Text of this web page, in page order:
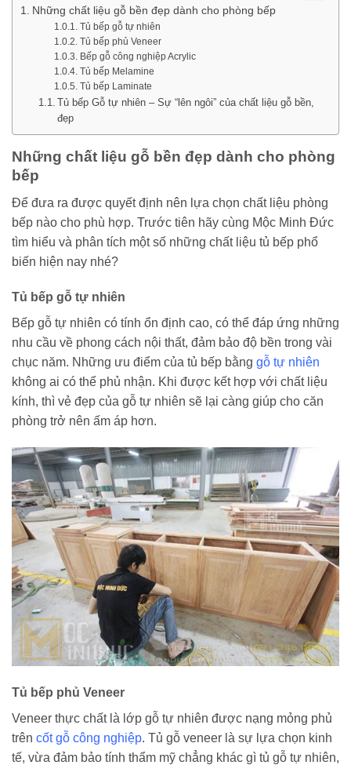
Những chất liệu gỗ bền đẹp dành cho phòng bếp
Tủ bếp gỗ tự nhiên
Tủ bếp phủ Veneer
Bếp gỗ công nghiệp Acrylic
Tủ bếp Melamine
Tủ bếp Laminate
Tủ bếp Gỗ tự nhiên – Sự “lên ngôi” của chất liệu gỗ bền,
đẹp
Những chất liệu gỗ bền đẹp dành cho phòng
bếp
Để đưa ra được quyết định nên lựa chọn chất liệu phòng
bếp nào cho phù hợp. Trước tiên hãy cùng Mộc Minh Đức
tìm hiểu và phân tích một số những chất liệu tủ bếp phổ
biến hiện nay nhé?
Tủ bếp gỗ tự nhiên
Bếp gỗ tự nhiên có tính ổn định cao, có thể đáp ứng những
nhu cầu về phong cách nội thất, đảm bảo độ bền trong vài
chục năm. Những ưu điểm của tủ bếp bằng gỗ tự nhiên
không ai có thể phủ nhận. Khi được kết hợp với chất liệu
kính, thì vẻ đẹp của gỗ tự nhiên sẽ lại càng giúp cho căn
phòng trở nên ấm áp hơn.
Tủ bếp phủ Veneer
Veneer thực chất là lớp gỗ tự nhiên được nạng mỏng phủ
trên cốt gỗ công nghiệp. Tủ gỗ veneer là sự lựa chọn kinh
tế, vừa đảm bảo tính thẩm mỹ chẳng khác gì tủ gỗ tự nhiên,